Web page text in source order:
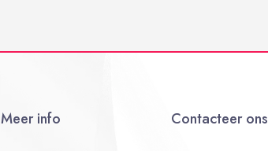
Meer info Contacteer ons